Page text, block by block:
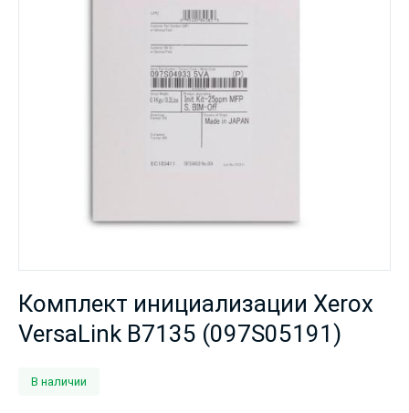
Комплект инициализации Xerox
VersaLink B7135 (097S05191)
В наличии